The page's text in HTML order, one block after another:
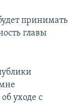
принимать
главы
уходе с